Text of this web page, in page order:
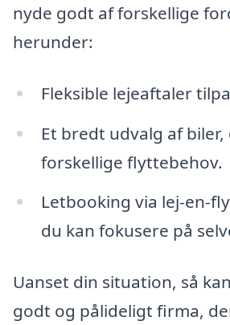
nyde godt af forskellige
herunder:
Fleksible lejeaftaler
Et bredt udvalg af
forskellige flyttebehov.
Letbooking via lej-en-
du kan fokusere på
Uanset din situation, så
godt og pålideligt firma,